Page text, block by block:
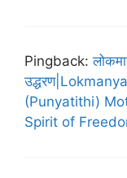
Pingback:
(Punyatithi)
Spirit of